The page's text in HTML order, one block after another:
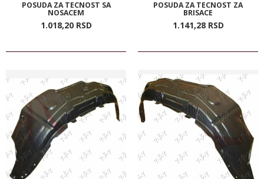
POSUDA ZA TECNOST SA
NOSACEM
1.018,20 RSD
POSUDA ZA TECNOST ZA
BRISACE
1.141,28 RSD